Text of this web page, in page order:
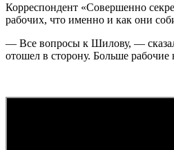
Корреспондент «Совершенно
рабочих, что именно и как они
— Все вопросы к Шилову, —
отошел в сторону. Больше рабочие